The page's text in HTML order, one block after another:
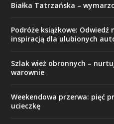
Białka Tatrzańska –
Podróże książkowe: Odwiedź
inspiracją dla ulubionych
Szlak wież obronnych –
warownie
Weekendowa przerwa: pięć
ucieczkę